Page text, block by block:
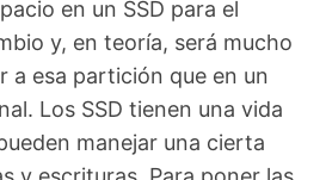
en un SSD para el
y, en teoría, será mucho
a esa partición que en un
Los SSD tienen una vida
manejar una cierta